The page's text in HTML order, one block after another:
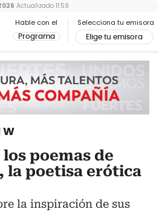
Hable con el
Programa
Selecciona tu emisora
Elige tu emisora
Actualizado 11:59
W
poemas de
la poetisa erótica
la inspiración de sus